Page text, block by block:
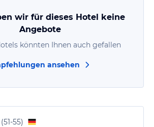
wir für dieses Hotel keine
Angebote
könnten Ihnen auch gefallen
ansehen
(51-55)